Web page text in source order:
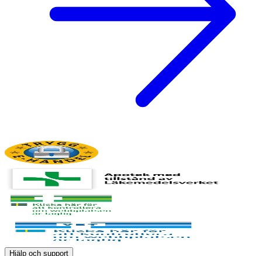
Hjälp och support